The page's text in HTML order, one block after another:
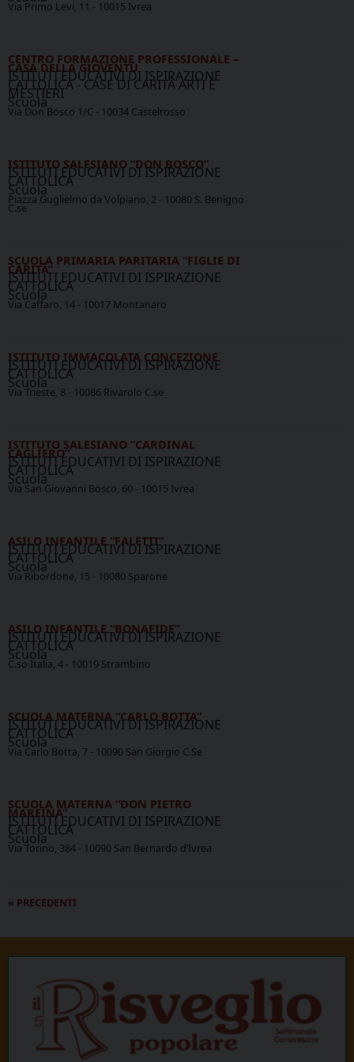
Via Primo Levi, 11 - 10015 Ivrea
CENTRO FORMAZIONE PROFESSIONALE –
CASA DELLA GIOVENTÙ
ISTITUTI EDUCATIVI DI ISPIRAZIONE
CATTOLICA - CASE DI CARITÀ ARTI E
MESTIERI
Scuola
Via Don Bosco 1/C - 10034 Castelrosso
ISTITUTO SALESIANO “DON BOSCO”
ISTITUTI EDUCATIVI DI ISPIRAZIONE
CATTOLICA
Scuola
Piazza Guglielmo da Volpiano, 2 - 10080 S. Benigno
C.se
SCUOLA PRIMARIA PARITARIA “FIGLIE DI
CARITÀ”
ISTITUTI EDUCATIVI DI ISPIRAZIONE
CATTOLICA
Scuola
Via Caffaro, 14 - 10017 Montanaro
ISTITUTO IMMACOLATA CONCEZIONE
ISTITUTI EDUCATIVI DI ISPIRAZIONE
CATTOLICA
Scuola
Via Trieste, 8 - 10086 Rivarolo C.se
ISTITUTO SALESIANO “CARDINAL
CAGLIERO”
ISTITUTI EDUCATIVI DI ISPIRAZIONE
CATTOLICA
Scuola
Via San Giovanni Bosco, 60 - 10015 Ivrea
ASILO INFANTILE “FALETTI”
ISTITUTI EDUCATIVI DI ISPIRAZIONE
CATTOLICA
Scuola
Via Ribordone, 15 - 10080 Sparone
ASILO INFANTILE “BONAFIDE”
ISTITUTI EDUCATIVI DI ISPIRAZIONE
CATTOLICA
Scuola
C.so Italia, 4 - 10019 Strambino
SCUOLA MATERNA “CARLO BOTTA”
ISTITUTI EDUCATIVI DI ISPIRAZIONE
CATTOLICA
Scuola
Via Carlo Botta, 7 - 10090 San Giorgio C.Se
SCUOLA MATERNA “DON PIETRO
MAREINA”
ISTITUTI EDUCATIVI DI ISPIRAZIONE
CATTOLICA
Scuola
Via Torino, 384 - 10090 San Bernardo d’Ivrea
P
s
« PRECEDENTI